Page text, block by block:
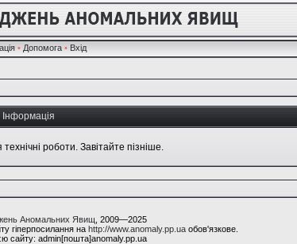
• Допомога • Вхід
Інформація
роботи. Завітайте пізніше.
Аномальних Явищ , 2009—2025
гіперпосилання на http://www.anomaly.pp.uaобов'язкове.
сайту: admin[пошта]anomaly.pp.ua